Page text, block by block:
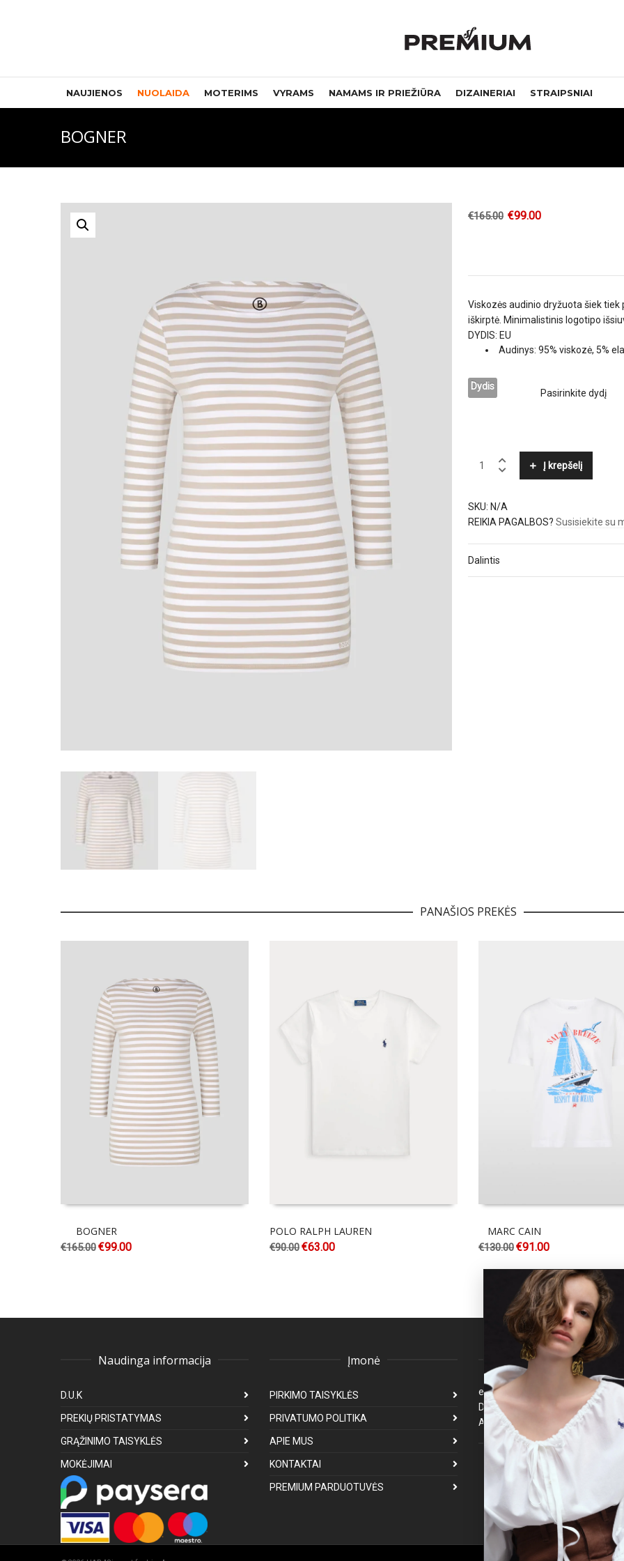
NAUJIENOS NUOLAIDA MOTERIMS VYRAMS NAMAMS IR PRIEŽIŪRA DIZAINERIAI STRAIPSNIAI
BOGNER
€165.00 €99.00
Viskozės audinio dryžuota šiek
iškirptė. Minimalistinis logotipo
DYDIS: EU
Audinys: 95% viskozė, 5%
Dydis
BOGNER
quantity
Į krepšelį
SKU: N/A
REIKIA PAGALBOS? Susisiekite su
Dalintis
PANAŠIOS PREKĖS
BOGNER
€165.00€99.00
POLO RALPH LAUREN
€90.00€63.00
MARC CAIN
€130.00€91.00
Naudinga informacija
D.U.K
PREKIŲ PRISTATYMAS
GRĄŽINIMO TAISYKLĖS
MOKĖJIMAI
Įmonė
PIRKIMO TAISYKLĖS
PRIVATUMO POLITIKA
APIE MUS
KONTAKTAI
PREMIUM PARDUOTUVĖS
Klientų aptarnavimas
Darbo laikas: I-V 8:00-17:00
Atsakymas per 1-3 darbo dienas
Mus galite rasti